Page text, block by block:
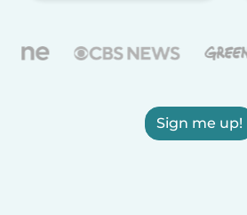
Sign me up!